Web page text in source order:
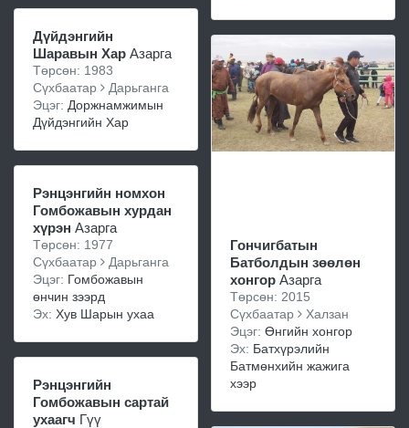
Дүйдэнгийн
Шаравын Хар Азарга
Төрсөн: 1983
Сүхбаатар
Дарьганга
Эцэг: Доржнамжимын
Дүйдэнгийн Хар
Рэнцэнгийн номхон
Гомбожавын хурдан
хүрэн Азарга
Төрсөн: 1977
Сүхбаатар
Дарьганга
Эцэг: Гомбожавын
өнчин зээрд
Эх: Хув Шарын ухаа
Рэнцэнгийн
Гомбожавын сартай
ухаагч Гүү
Гончигбатын
Батболдын зөөлөн
хонгор Азарга
Төрсөн: 2015
Сүхбаатар
Халзан
Эцэг: Өнгийн хонгор
Эх: Батхүрэлийн
Батмөнхийн жажига
хээр